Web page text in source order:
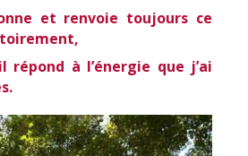
et renvoie toujours ce
répond à l’énergie que j’ai